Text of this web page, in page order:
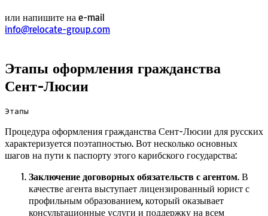
или напишите на e-mail
info@relocate-group.com
Этапы оформления гражданства
Сент-Люсии
Этапы
Процедура оформления гражданства Сент-Люсии для русских
характеризуется поэтапностью. Вот несколько основных
шагов на пути к паспорту этого карибского государства:
Заключение договорных обязательств с агентом. В
качестве агента выступает лицензированный юрист с
профильным образованием, который оказывает
консультационные услуги и поддержку на всем